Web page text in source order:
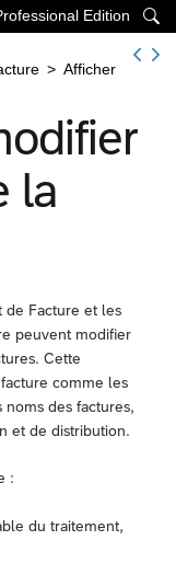

Edition
> Afficher
la
de Facture et les
peuvent modifier
Cette
comme les
des factures,
et de distribution.
:
du traitement,